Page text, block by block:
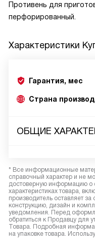
Противень для
перфорированный.
Характеристики
Гарантия, мес
Страна
ОБЩИЕ
* Все информационные
справочный характер и не
достоверную информацию о
характеристиках товара,
производитель оставляет
конструкцию, дизайн и
уведомления. Перед
обратиться к Продавцу для
Товара. Подробная
на упаковке товара.